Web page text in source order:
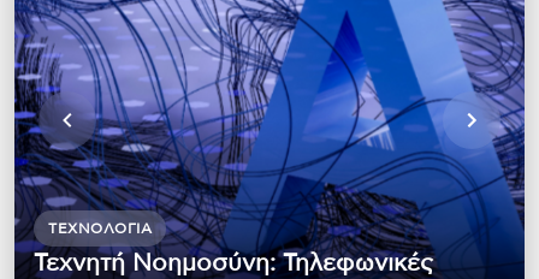
ΤΕΧΝΟΛΟΓΊΑ
Τεχνητή Νοημοσύνη: Τηλεφωνικές